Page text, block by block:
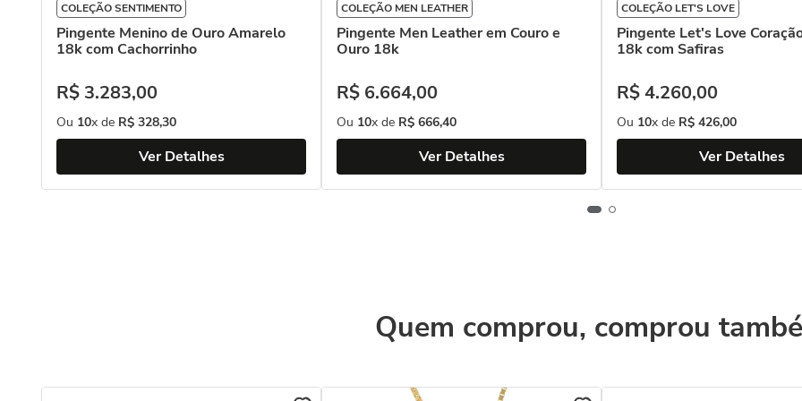
COLEÇÃO SENTIMENTO
Pingente Menino de Ouro Amarelo
18k com Cachorrinho
R$ 3.283,00
Ou 10x de R$ 328,30
Ver Detalhes
COLEÇÃO MEN LEATHER
Pingente Men Leather em Couro e
Ouro 18k
R$ 6.664,00
Ou 10x de R$ 666,40
Ver Detalhes
COLEÇÃO LET'S LOVE
Pingente Let's Love
18k com Safiras
R$4.260,00
Ou 10x de R$ 426,00
Ver Detalhes
Quem comprou, comprou